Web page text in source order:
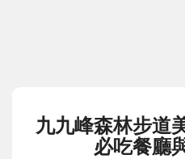
九九峰森林步道
必吃餐廳